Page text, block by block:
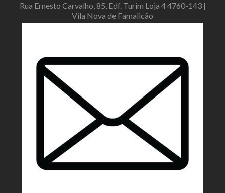
Rua Ernesto Carvalho, 85, Edf. Turim Loja 4 4760-143 |
Vila Nova de Famalicão